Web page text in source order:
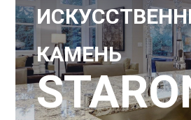
КАМЕНЬ